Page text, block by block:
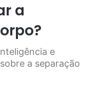
a
e
a separação